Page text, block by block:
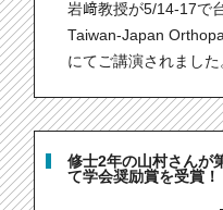
岩﨑教授が5/14-17で
Taiwan-Japan
にてご講演されました
修士2年の山村さんが
て学会奨励賞を受賞！